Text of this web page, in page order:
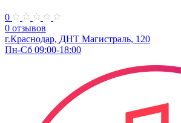
0
0 отзывов
г.Краснодар, ​ДНТ Магистраль, 120
Пн-Сб 09:00-18:00